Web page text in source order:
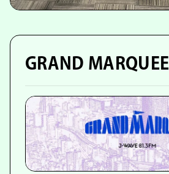
GRAND MARQUEE